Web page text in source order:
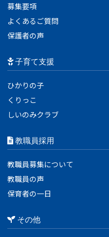
募集要項
よくあるご質問
保護者の声
子育て支援
ひかりの子
くりっこ
しいのみクラブ
教職員採用
教職員募集について
教職員の声
保育者の一日
その他